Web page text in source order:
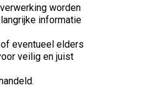
worden
informatie
eventueel elders
veilig en juist